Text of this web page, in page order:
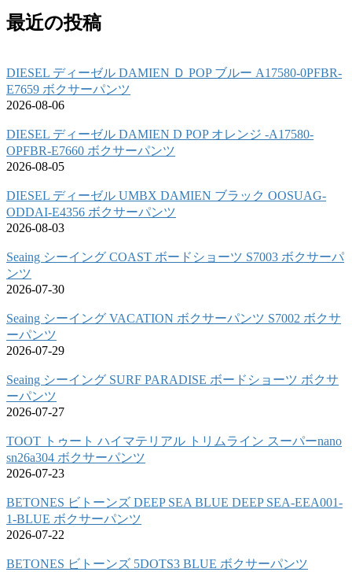
最近の投稿
DIESEL ディーゼル DAMIEN Ｄ POP ブルー A17580-0PFBR-
E7659 ボクサーパンツ
2026-08-06
DIESEL ディーゼル DAMIEN D POP オレンジ -A17580-
OPFBR-E7660 ボクサーパンツ
2026-08-05
DIESEL ディーゼル UMBX DAMIEN ブラック OOSUAG-
ODDAI-E4356 ボクサーパンツ
2026-08-03
Seaing シーイング COAST ボードショーツ S7003 ボクサーパ
ンツ
2026-07-30
Seaing シーイング VACATION ボクサーパンツ S7002 ボクサ
ーパンツ
2026-07-29
Seaing シーイング SURF PARADISE ボードショーツ ボクサ
ーパンツ
2026-07-27
TOOT トゥート ハイマテリアル トリムライン スーパーnano
sn26a304 ボクサーパンツ
2026-07-23
BETONES ビトーンズ DEEP SEA BLUE DEEP SEA-EEA001-
1-BLUE ボクサーパンツ
2026-07-22
BETONES ビトーンズ 5DOTS3 BLUE ボクサーパンツ